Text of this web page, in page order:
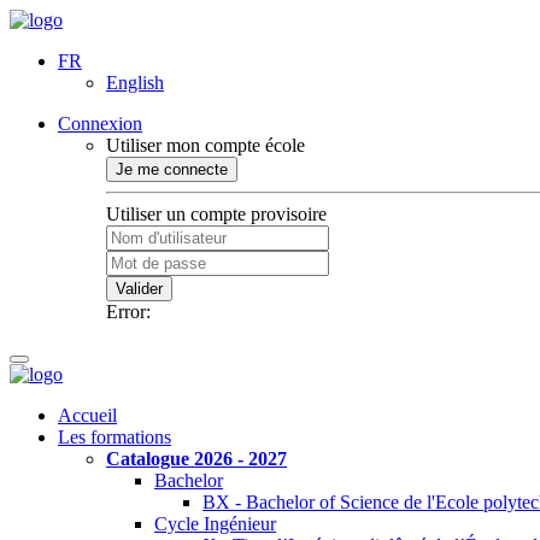
FR
English
Connexion
Utiliser mon compte école
Je me connecte
Utiliser un compte provisoire
Valider
Error:
Accueil
Les formations
Catalogue 2026 - 2027
Bachelor
BX - Bachelor of Science de l'Ecole
Cycle Ingénieur